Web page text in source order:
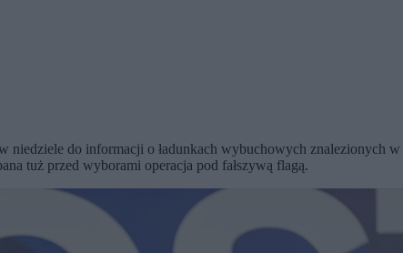
do informacji o ładunkach wybuchowych znalezionych
tuż przed wyborami operacja pod fałszywą flagą.